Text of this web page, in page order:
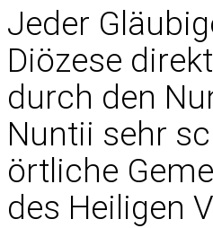
Jeder
Diözese
durch den
Nuntii sehr
örtliche
des Heiligen